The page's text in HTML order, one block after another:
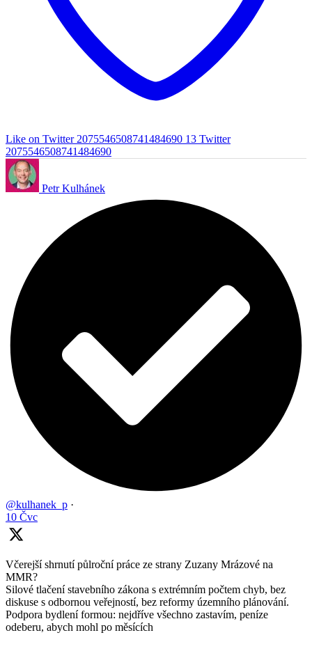
Like on Twitter 2075546508741484690 13 Twitter
2075546508741484690
Petr Kulhánek
@kulhanek_p ·
10 Čvc
Včerejší shrnutí půlroční práce ze strany Zuzany Mrázové na
MMR?
Silové tlačení stavebního zákona s extrémním počtem chyb, bez
diskuse s odbornou veřejností, bez reformy územního plánování.
Podpora bydlení formou: nejdříve všechno zastavím, peníze
odeberu, abych mohl po měsících